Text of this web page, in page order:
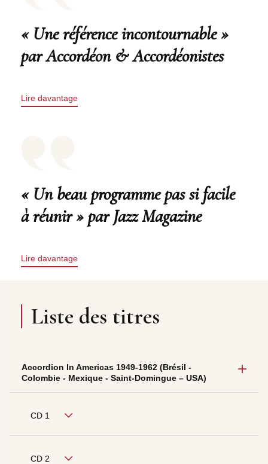
« Une référence incontournable »
par Accordéon & Accordéonistes
Lire davantage
« Un beau programme pas si facile
à réunir » par Jazz Magazine
Lire davantage
Liste des titres
Accordion In Americas 1949-1962 (Brésil -
Colombie - Mexique - Saint-Domingue – USA)
CD 1
CD 2